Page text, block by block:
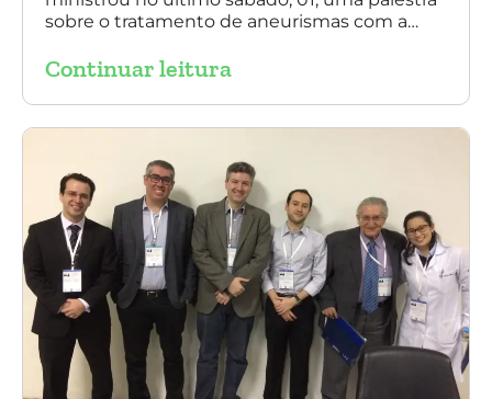
sobre o tratamento de aneurismas com a
foto, Dr. Daniel Benitti (ao centro) com os
Angiologia e Cirurgia Vascular do Rio Grande
do Sul.
Continuar leitura